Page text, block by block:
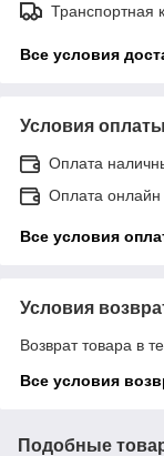
Транспортная
Все условия
Условия оплаты
Оплата
Оплата
Все условия
Условия
Возврат товара в
Все условия
Подобные